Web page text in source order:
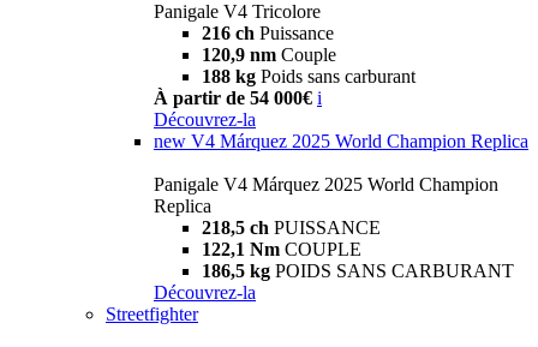
Panigale V4 Tricolore
216 ch Puissance
120,9 nm Couple
188 kg Poids sans carburant
À partir de 54 000€ i
Découvrez-la
new V4 Márquez 2025 World Champion Replica
Panigale V4 Márquez 2025 World Champion
Replica
218,5 ch PUISSANCE
122,1 Nm COUPLE
186,5 kg POIDS SANS CARBURANT
Découvrez-la
Streetfighter